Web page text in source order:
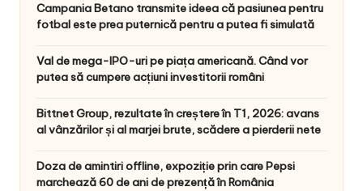
Campania Betano transmite ideea că pasiunea pentru
fotbal este prea puternică pentru a putea fi simulată
Val de mega-IPO-uri pe piața americană. Când vor
putea să cumpere acțiuni investitorii români
Bittnet Group, rezultate în creștere în T1, 2026: avans
al vânzărilor și al marjei brute, scădere a pierderii nete
Doza de amintiri offline, expoziție prin care Pepsi
marchează 60 de ani de prezență în România